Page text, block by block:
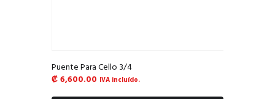
Puente Para Cello 3/4
₡6,600.00 IVA incluído.